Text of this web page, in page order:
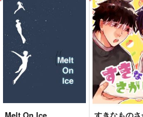
Melt On Ice すきなものさ